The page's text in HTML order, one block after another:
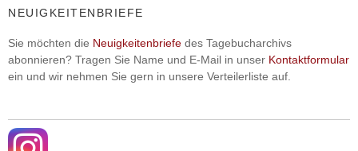
NEUIGKEITENBRIEFE
Sie möchten die Neuigkeitenbriefe des Tagebucharchivs
abonnieren? Tragen Sie Name und E-Mail in unser Kontaktformular
ein und wir nehmen Sie gern in unsere Verteilerliste auf.